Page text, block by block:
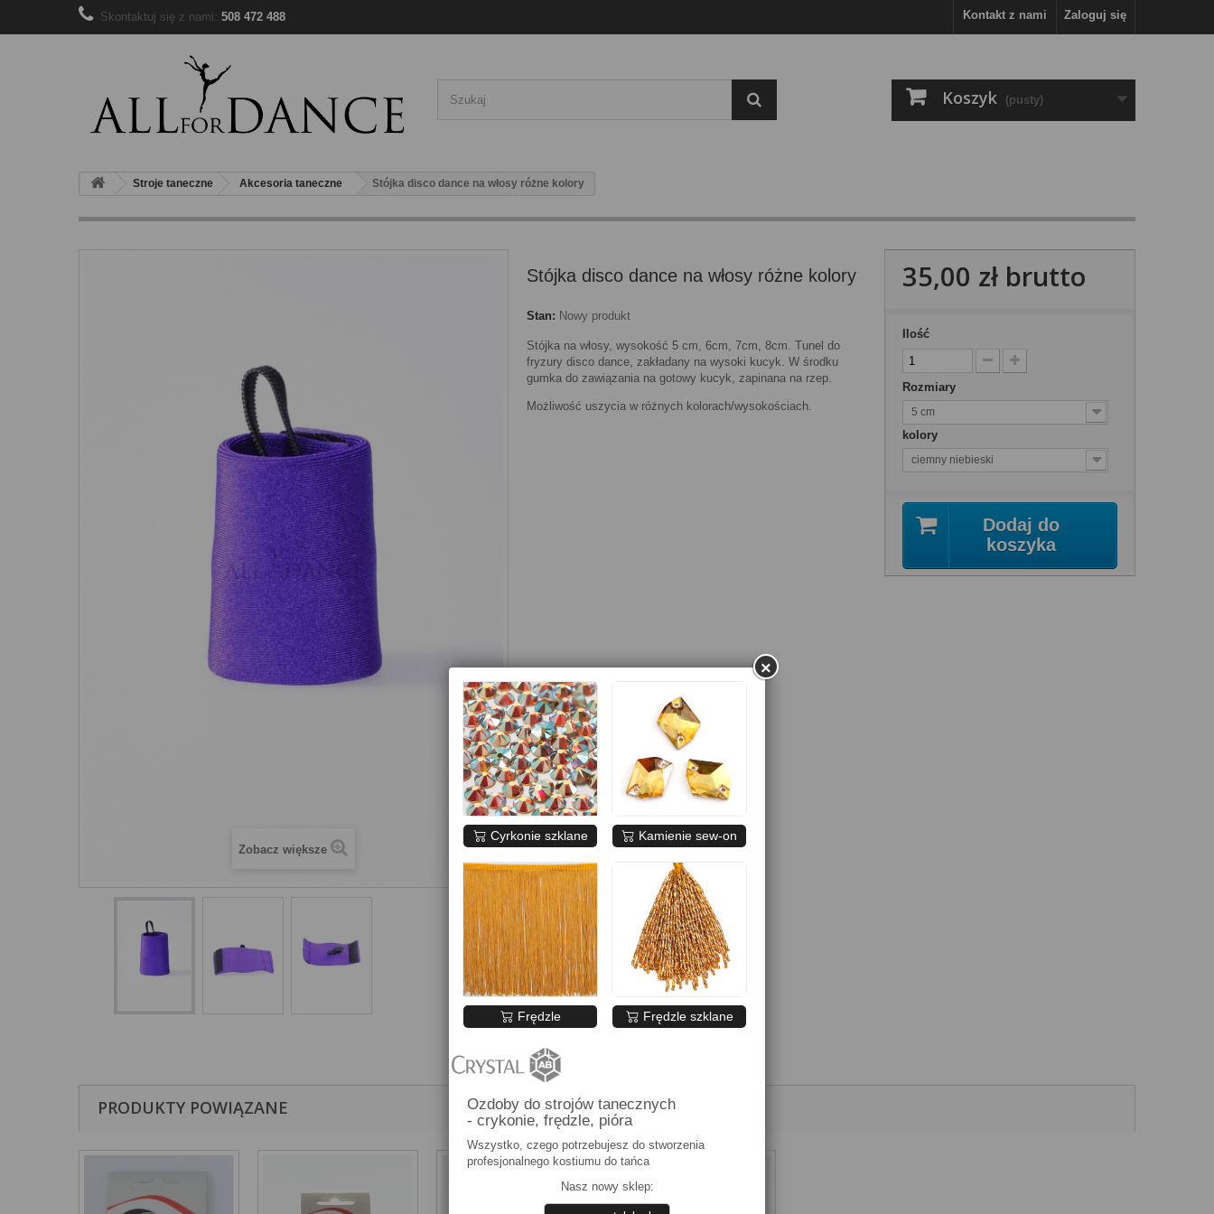
Zaloguj się
Kontakt z nami
Skontaktuj się z nami: 508 472 488
Koszyk (pusty)
Stroje taneczne Akcesoria taneczne Stójka disco dance na włosy różne kolory
Zobacz większe
Stójka disco dance na włosy różne kolory
Stan: Nowy produkt
Stójka na włosy, wysokość 5 cm, 6cm, 7cm, 8cm. Tunel do
fryzury disco dance, zakładany na wysoki kucyk. W środku
gumka do zawiązania na gotowy kucyk, zapinana na rzep.
Możliwość uszycia w różnych kolorach/wysokościach.
35,00 zł brutto
Ilość
Rozmiary
5 cm
kolory
ciemny niebieski
Dodaj do
koszyka
PRODUKTY POWIĄZANE
×
Cyrkonie szklane Kamienie sew-on
Frędzle Frędzle szklane
Ozdoby do strojów tanecznych
- crykonie, frędzle, pióra
Wszystko, czego potrzebujesz do stworzenia
profesjonalnego kostiumu do tańca
Nasz nowy sklep: